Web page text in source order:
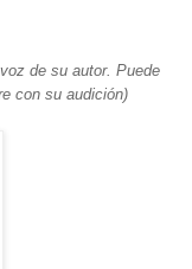
de su autor. Puede
con su audición)